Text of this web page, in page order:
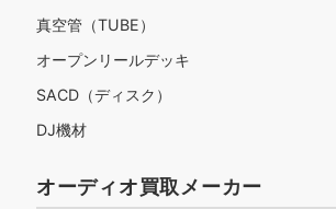
真空管（TUBE）
オープンリールデッキ
SACD（ディスク）
DJ機材
オーディオ買取メーカー